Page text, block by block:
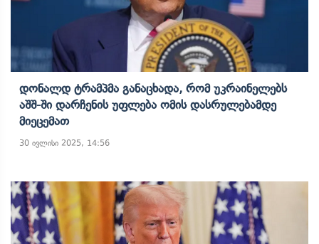
Დონალდ Ტრამპმა Განაცხადა, Რომ Უკრაინელებს
Აშშ-Ში Დარჩენის Უფლება Ომის Დასრულებამდე
Მიეცემათ
30 ივლისი 2025, 14:56